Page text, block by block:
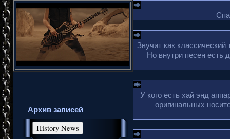
Архив записей
Звучит как
Но внутри песен есть
У кого есть хай энд
оригинальных